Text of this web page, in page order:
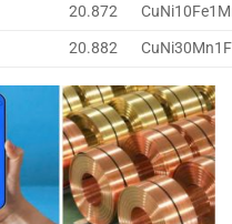
20.872
20.882